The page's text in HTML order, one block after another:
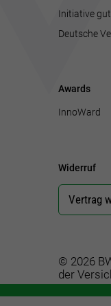
Initiative
Deutsche
Awards
InnoWard
Widerruf
Vertrag
© 2026
der